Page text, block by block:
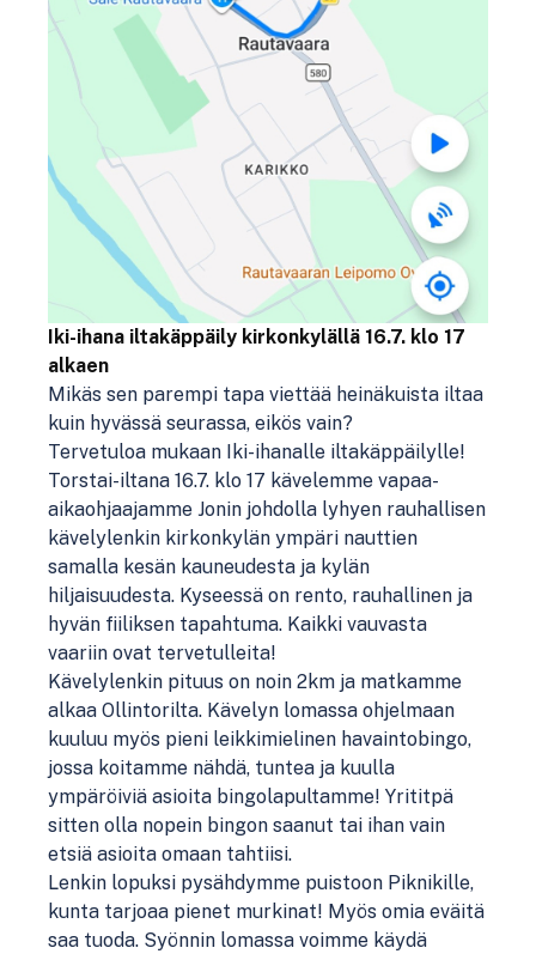
Iki-ihana iltakäppäily kirkonkylällä 16.7. klo 17
alkaen
Mikäs sen parempi tapa viettää heinäkuista iltaa
kuin hyvässä seurassa, eikös vain?
Tervetuloa mukaan Iki-ihanalle iltakäppäilylle!
Torstai-iltana 16.7. klo 17 kävelemme vapaa-
aikaohjaajamme Jonin johdolla lyhyen rauhallisen
kävelylenkin kirkonkylän ympäri nauttien
samalla kesän kauneudesta ja kylän
hiljaisuudesta. Kyseessä on rento, rauhallinen ja
hyvän fiiliksen tapahtuma. Kaikki vauvasta
vaariin ovat tervetulleita!
Kävelylenkin pituus on noin 2km ja matkamme
alkaa Ollintorilta. Kävelyn lomassa ohjelmaan
kuuluu myös pieni leikkimielinen havaintobingo,
jossa koitamme nähdä, tuntea ja kuulla
ympäröiviä asioita bingolapultamme! Yrititpä
sitten olla nopein bingon saanut tai ihan vain
etsiä asioita omaan tahtiisi.
Lenkin lopuksi pysähdymme puistoon Piknikille,
kunta tarjoaa pienet murkinat! Myös omia eväitä
saa tuoda. Syönnin lomassa voimme käydä